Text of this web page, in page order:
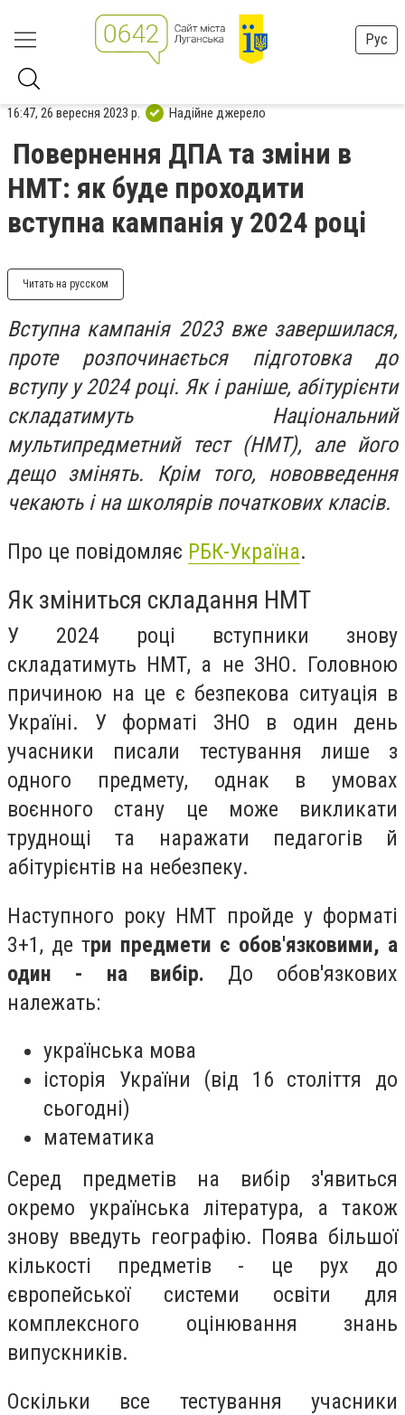
Рус
16:47, 26 вересня 2023 р. Надійне джерело
Повернення ДПА та зміни в
НМТ: як буде проходити
вступна кампанія у 2024 році
Читать на русском
Вступна кампанія 2023 вже завершилася,
проте розпочинається підготовка до
вступу у 2024 році. Як і раніше, абітурієнти
складатимуть Національний
мультипредметний тест (НМТ), але його
дещо змінять. Крім того, нововведення
чекають і на школярів початкових класів.
Про це повідомляє РБК-Україна.
Як зміниться складання НМТ
У 2024 році вступники знову
складатимуть НМТ, а не ЗНО. Головною
причиною на це є безпекова ситуація в
Україні. У форматі ЗНО в один день
учасники писали тестування лише з
одного предмету, однак в умовах
воєнного стану це може викликати
труднощі та наражати педагогів й
абітурієнтів на небезпеку.
Наступного року НМТ пройде у форматі
3+1, де три предмети є обов'язковими, а
один - на вибір. До обов'язкових
належать:
українська мова
історія України (від 16 століття до
сьогодні)
математика
Серед предметів на вибір з'явиться
окремо українська література, а також
знову введуть географію. Поява більшої
кількості предметів - це рух до
європейської системи освіти для
комплексного оцінювання знань
випускників.
Оскільки все тестування учасники